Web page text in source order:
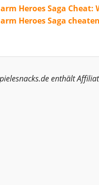
Heroes Saga Cheat:
Heroes Saga
enthält